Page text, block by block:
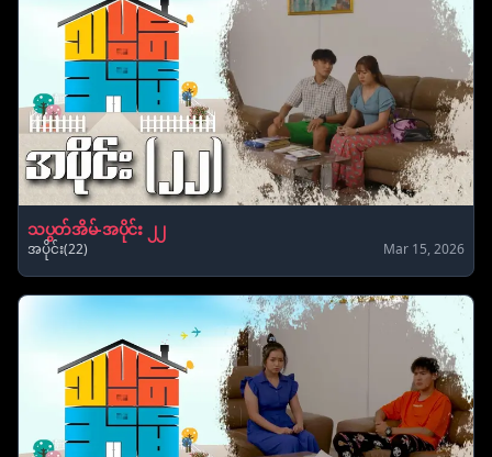
သပွတ်အိမ်-အပိုင်း ၂၂
အပိုင်း(22) Mar 15, 2026